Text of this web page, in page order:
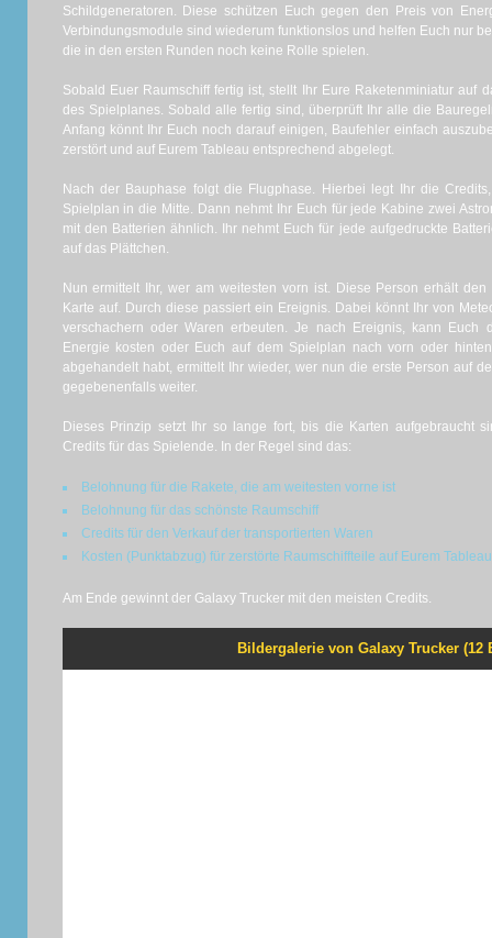
Schildgeneratoren. Diese schützen Euch gegen den Preis von
Verbindungsmodule sind wiederum funktionslos und helfen Euch nur
die in den ersten Runden noch keine Rolle spielen.
Sobald Euer Raumschiff fertig ist, stellt Ihr Eure Raketenminiatur auf
des Spielplanes. Sobald alle fertig sind, überprüft Ihr alle die
Anfang könnt Ihr Euch noch darauf einigen, Baufehler einfach
zerstört und auf Eurem Tableau entsprechend abgelegt.
Nach der Bauphase folgt die Flugphase. Hierbei legt Ihr die
Spielplan in die Mitte. Dann nehmt Ihr Euch für jede Kabine zwei
mit den Batterien ähnlich. Ihr nehmt Euch für jede aufgedruckte
auf das Plättchen.
Nun ermittelt Ihr, wer am weitesten vorn ist. Diese Person erhält
Karte auf. Durch diese passiert ein Ereignis. Dabei könnt Ihr von
verschachern oder Waren erbeuten. Je nach Ereignis, kann Euch
Energie kosten oder Euch auf dem Spielplan nach vorn oder
abgehandelt habt, ermittelt Ihr wieder, wer nun die erste Person auf
gegebenenfalls weiter.
Dieses Prinzip setzt Ihr so lange fort, bis die Karten aufgebraucht
Credits für das Spielende. In der Regel sind das:
Belohnung für die Rakete, die am weitesten vorne ist
Belohnung für das schönste Raumschiff
Credits für den Verkauf der transportierten Waren
Kosten (Punktabzug) für zerstörte Raumschiffteile auf Eurem Tableau
Am Ende gewinnt der Galaxy Trucker mit den meisten Credits.
Bildergalerie von Galaxy Trucker (12